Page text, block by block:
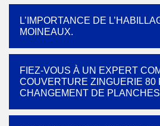
L’IMPORTANCE DE
MOINEAUX.
FIEZ-VOUS À UN EXPERT
COUVERTURE ZINGUERIE 80
CHANGEMENT DE